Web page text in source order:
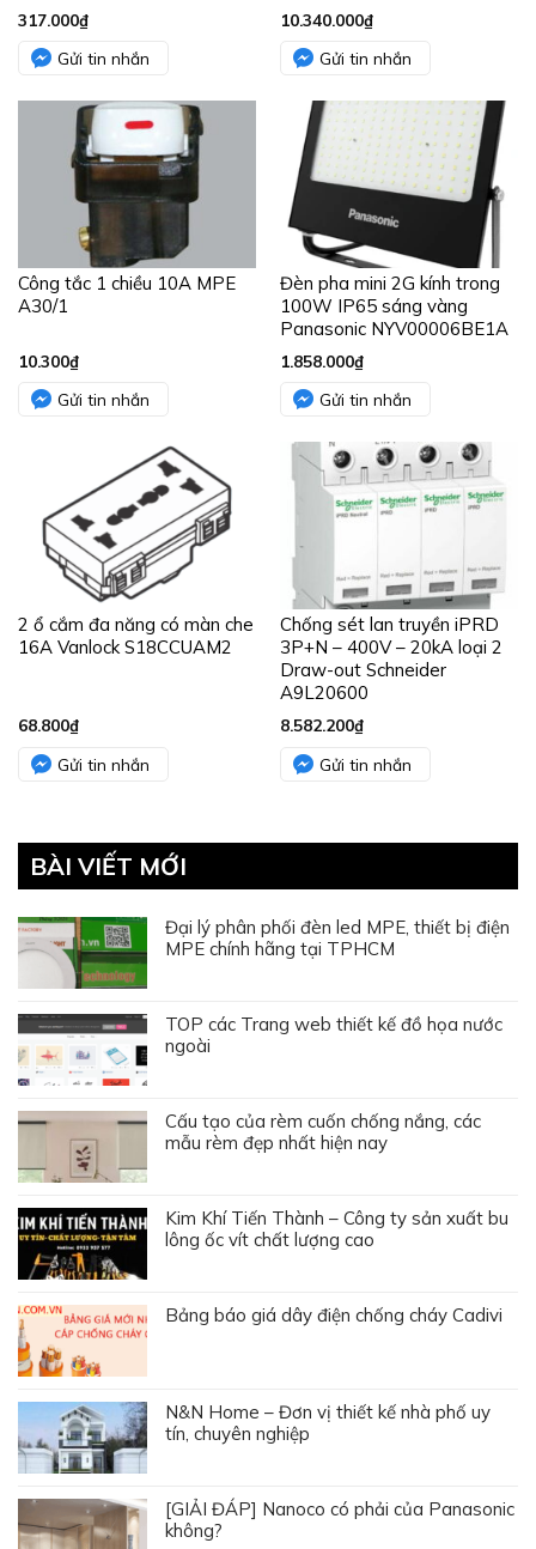
317.000₫
Gửi tin nhắn
10.340.000₫
Gửi tin nhắn
Công tắc 1 chiều 10A MPE
A30/1
10.300₫
Gửi tin nhắn
Đèn pha mini 2G kính trong
100W IP65 sáng vàng
Panasonic NYV00006BE1A
1.858.000₫
Gửi tin nhắn
2 ổ cắm đa năng có màn che
16A Vanlock S18CCUAM2
68.800₫
Gửi tin nhắn
Chống sét lan truyền iPRD
3P+N – 400V – 20kA loại 2
Draw-out Schneider
A9L20600
8.582.200₫
Gửi tin nhắn
BÀI VIẾT MỚI
Đại lý phân phối đèn led MPE, thiết bị điện
MPE chính hãng tại TPHCM
TOP các Trang web thiết kế đồ họa nước
ngoài
Cấu tạo của rèm cuốn chống nắng, các
mẫu rèm đẹp nhất hiện nay
Kim Khí Tiến Thành – Công ty sản xuất bu
lông ốc vít chất lượng cao
Bảng báo giá dây điện chống cháy Cadivi
N&N Home – Đơn vị thiết kế nhà phố uy
tín, chuyên nghiệp
[GIẢI ĐÁP] Nanoco có phải của Panasonic
không?